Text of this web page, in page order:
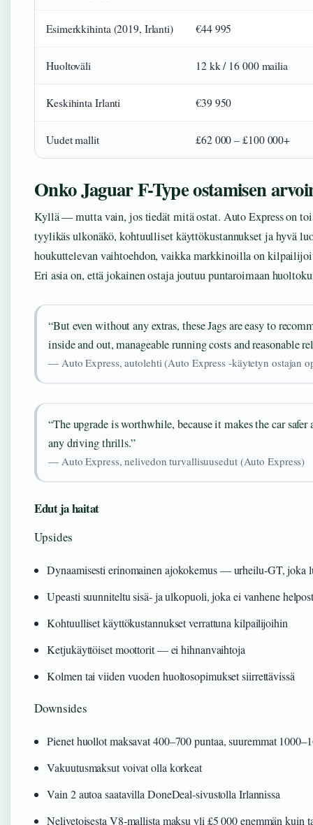
Esimerkkihinta (2019, Irlanti) €44 995
Huoltoväli 12 kk / 16 000 mailia
Keskihinta Irlanti €39 950
Uudet mallit £62 000 – £100 000+
Onko Jaguar F-Type ostamisen
Kyllä — mutta vain, jos tiedät mitä ostat. Auto Express on
tyylikäs ulkonäkö, kohtuulliset käyttökustannukset ja hyvä
houkuttelevan vaihtoehdon, vaikka markkinoilla on
Eri asia on, että jokainen ostaja joutuu puntaroimaan
“But even without any extras, these Jags are easy to
inside and out, manageable running costs and reasonable
— Auto Express, autolehti (Auto Express -käytetyn ostajan
“The upgrade is worthwhile, because it makes the car
any driving thrills.”
— Auto Express, nelivedon turvallisuusedut (Auto Express)
Edut ja haitat
Upsides
Dynaamisesti erinomainen ajokokemus — urheilu-GT, joka
Upeasti suunniteltu sisä- ja ulkopuoli, joka ei vanhene
Kohtuulliset käyttökustannukset verrattuna kilpailijoihin
Ketjukäyttöiset moottorit — ei hihnanvaihtoja
Kolmen tai viiden vuoden huoltosopimukset siirrettävissä
Downsides
Pienet huollot maksavat 400–700 puntaa, suuremmat
Vakuutusmaksut voivat olla korkeat
Vain 2 autoa saatavilla DoneDeal-sivustolla Irlannissa
Nelivetoisesta V8-mallista maksu yli £5 000 enemmän kuin